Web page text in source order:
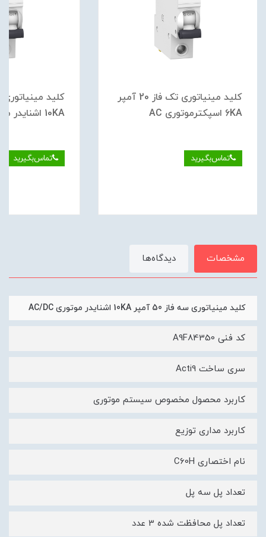
کلید مينياتوری تک فاز 20 آمپر
6KA اسپکترموتوری AC
تماس‌بگیرید
10KA اشنایدر موتوری DC
تماس‌بگیرید
مشخصات دیدگاه‌ها
کلید مينياتوری سه فاز 50 آمپر 10KA اشنایدر موتوری AC/DC
کد فنی A9F84350
سری ساخت Acti9
کاربرد محصول مخصوص سیستم موتوری
کاربرد مداری توزیع
نام اختصاری C60H
تعداد پل سه پل
تعداد پل محافظت شده 3 عدد